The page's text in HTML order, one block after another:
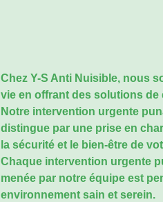
Chez Y-S Anti Nuisible, nous
vie en offrant des solutions
Notre intervention urgente
distingue par une prise en
la sécurité et le bien-être de
Chaque intervention urgente
menée par notre équipe est
environnement sain et serein.